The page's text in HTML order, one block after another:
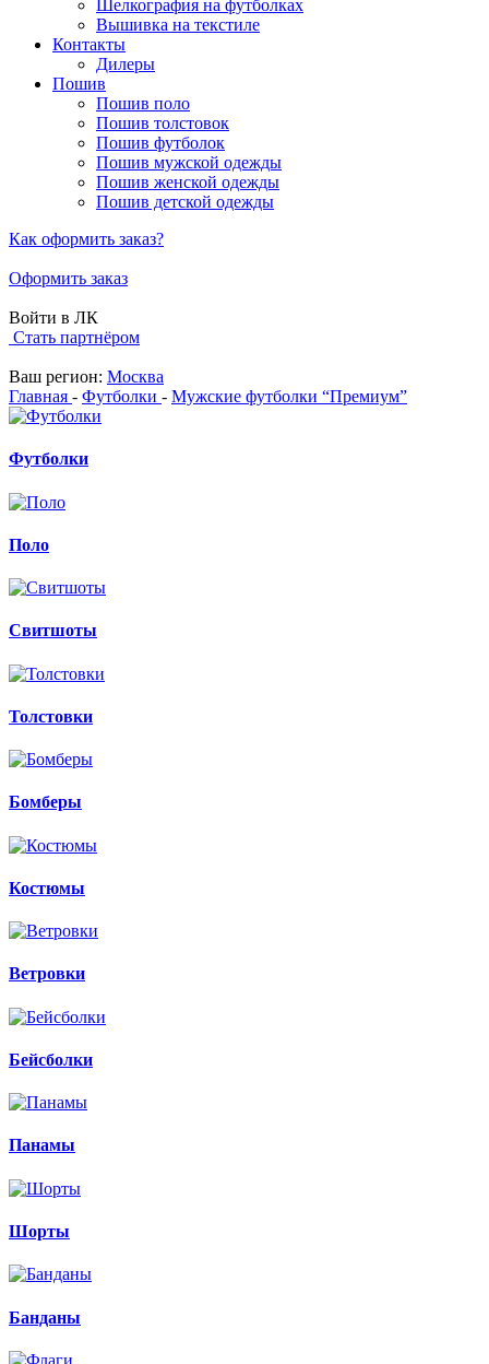
Шелкография на футболках
Вышивка на текстиле
Контакты
Дилеры
Пошив
Пошив поло
Пошив толстовок
Пошив футболок
Пошив мужской одежды
Пошив женской одежды
Пошив детской одежды
Как оформить заказ?
Оформить заказ
Войти в ЛК
Стать партнёром
Ваш регион: Москва
Главная - Футболки - Мужские футболки “Премиум”
Футболки
Поло
Свитшоты
Толстовки
Бомберы
Костюмы
Ветровки
Бейсболки
Панамы
Шорты
Банданы